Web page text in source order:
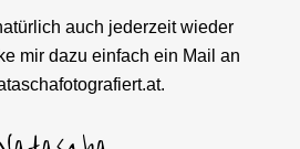
auch jederzeit wieder
mir dazu einfach ein Mail an